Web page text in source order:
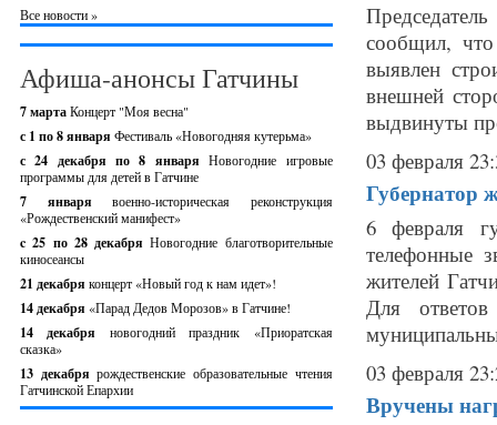
Все новости »
Афиша-анонсы Гатчины
7 мартаКонцерт "Моя весна"
с 1 по 8 января Фестиваль «Новогодняя кутерьма»
с 24 декабря по 8 январяНовогодние игровые
программы для детей в Гатчине
7 январявоенно-историческая реконструкция
«Рождественский манифест»
c 25 по 28 декабряНовогодние благотворительные
киносеансы
21 декабря концерт «Новый год к нам идет»!
14 декабря «Парад Дедов Морозов» в Гатчине!
14 декабря новогодний праздник «Приоратская
сказка»
13 декабрярождественские образовательные чтения
Гатчинской Епархии
сообщил,
выявлен
внешней
выдвинуты
03 февраля
Губернатор
6 февраля
телефонные
жителей
Для
03 февраля
Вручены